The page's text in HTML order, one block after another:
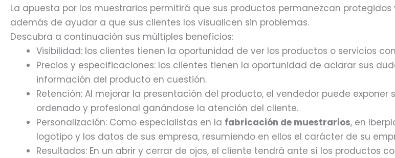
La apuesta por los muestrarios permitirá que sus productos permanezcan
además de ayudar a que sus clientes los visualicen sin problemas.
Descubra a continuación sus múltiples beneficios:
Visibilidad: los clientes tienen la oportunidad de ver los productos o servicios
Precios y especificaciones: los clientes tienen la oportunidad de aclarar sus
información del producto en cuestión.
Retención: Al mejorar la presentación del producto, el vendedor puede
ordenado y profesional ganándose la atención del cliente.
Personalización: Como especialistas en la fabricación de muestrarios, en
logotipo y los datos de sus empresa, resumiendo en ellos el carácter de su
Resultados: En un abrir y cerrar de ojos, el cliente tendrá ante sí los productos